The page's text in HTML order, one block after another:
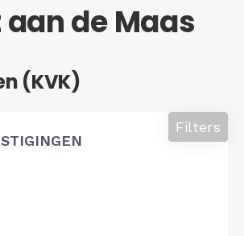
de Maas
(KVK)
Filters